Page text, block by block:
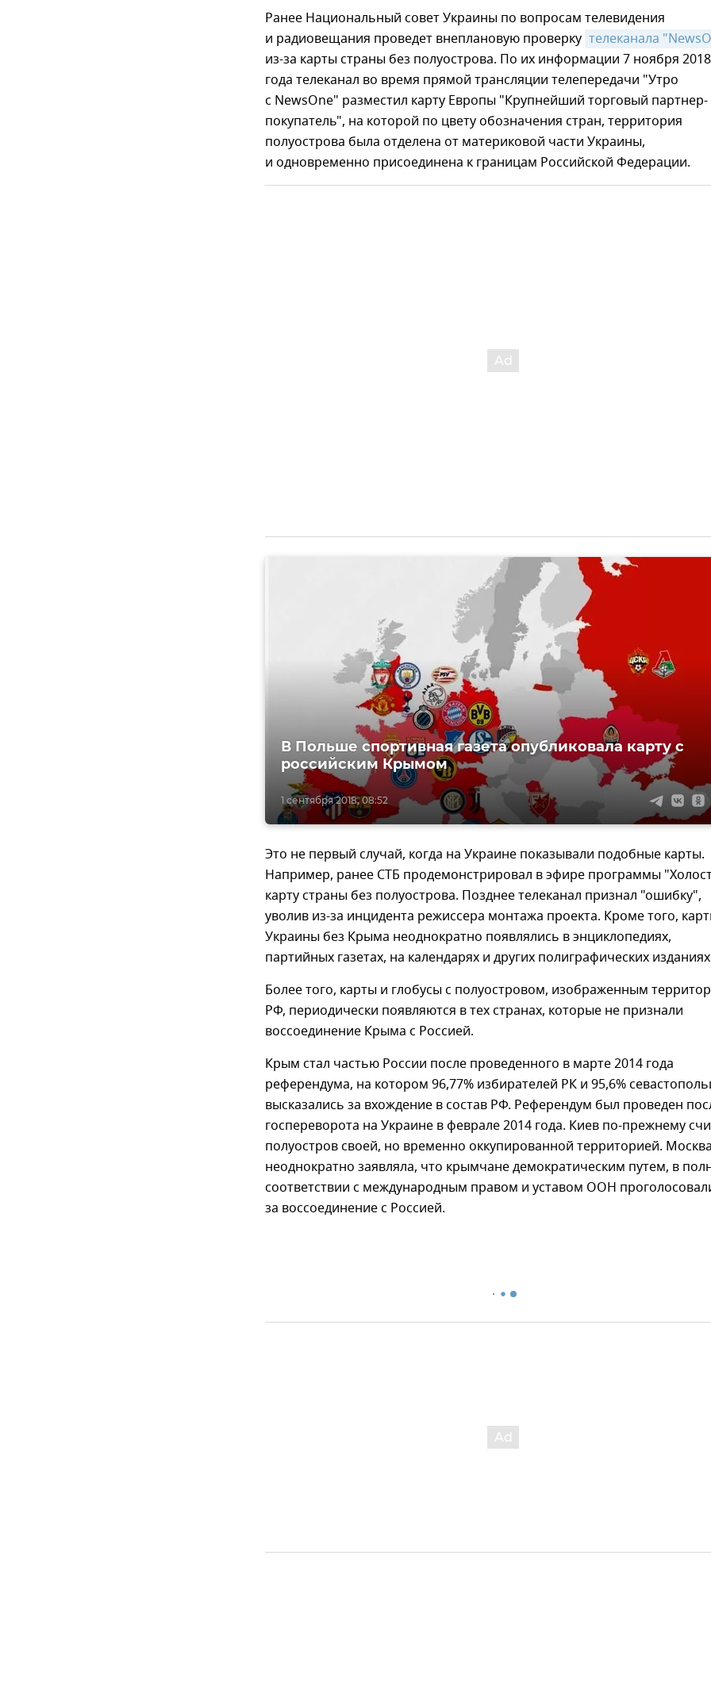
Ранее Национальный совет Украины по вопросам телевидения
и радиовещания проведет внеплановую проверку телеканала
из-за карты страны без полуострова. По их информации 7 ноября 2018
года телеканал во время прямой трансляции телепередачи "Утро
с NewsOne" разместил карту Европы "Крупнейший торговый партнер-
покупатель", на которой по цвету обозначения стран, территория
полуострова была отделена от материковой части Украины,
и одновременно присоединена к границам Российской Федерации.
1 сентября 2018, 08:52
В Польше спортивная газета опубликовала карту с
российским Крымом
Это не первый случай, когда на Украине показывали подобные карты.
Например, ранее СТБ продемонстрировал в эфире программы
карту страны без полуострова. Позднее телеканал признал "ошибку",
уволив из-за инцидента режиссера монтажа проекта. Кроме того,
Украины без Крыма неоднократно появлялись в энциклопедиях,
партийных газетах, на календарях и других полиграфических
Более того, карты и глобусы с полуостровом, изображенным
РФ, периодически появляются в тех странах, которые не признали
воссоединение Крыма с Россией.
Крым стал частью России после проведенного в марте 2014 года
референдума, на котором 96,77% избирателей РК и 95,6%
высказались за вхождение в состав РФ. Референдум был проведен
госпереворота на Украине в феврале 2014 года. Киев по-прежнему
полуостров своей, но временно оккупированной территорией.
неоднократно заявляла, что крымчане демократическим путем, в
соответствии с международным правом и уставом ООН
за воссоединение с Россией.